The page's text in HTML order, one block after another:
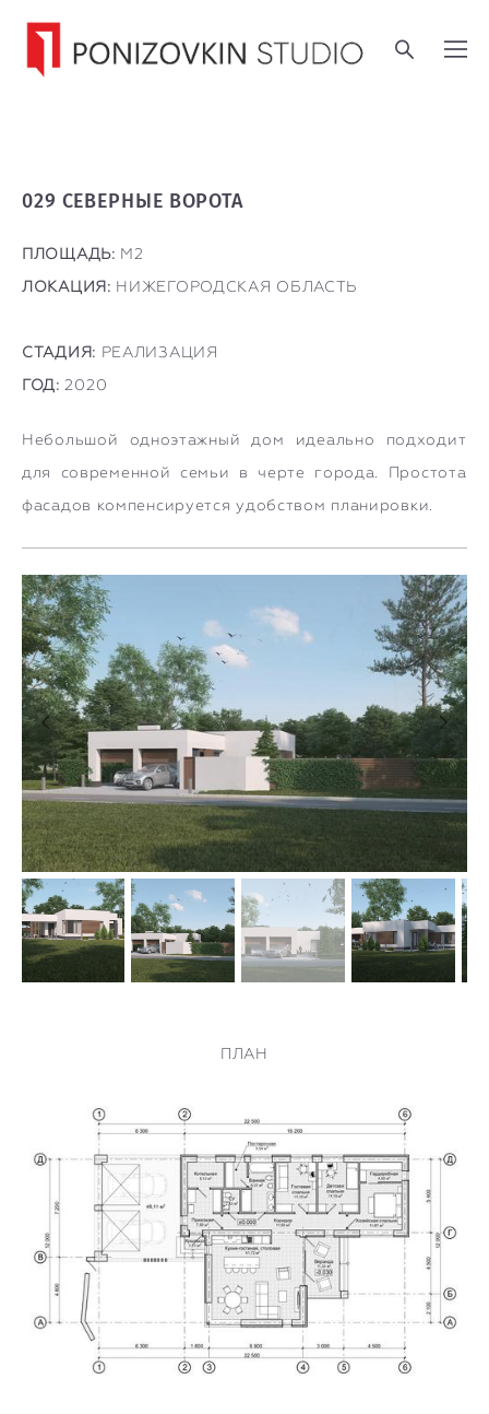
029 СЕВЕРНЫЕ ВОРОТА
ПЛОЩАДЬ: М2
ЛОКАЦИЯ: НИЖЕГОРОДСКАЯ ОБЛАСТЬ
СТАДИЯ: РЕАЛИЗАЦИЯ
ГОД: 2020
Небольшой одноэтажный дом идеально подходит
для современной семьи в черте города. Простота
фасадов компенсируется удобством планировки.
ПЛАН